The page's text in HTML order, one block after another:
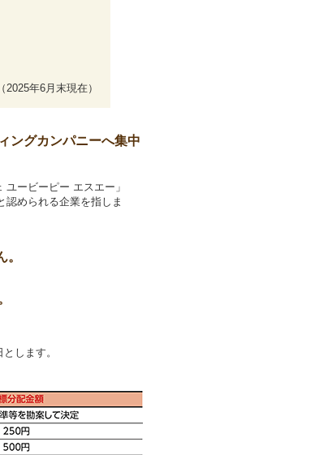
（2025年6月末現在）
ングカンパニーへ集中
ービーピー エスエー」
認められる企業を指しま
します。